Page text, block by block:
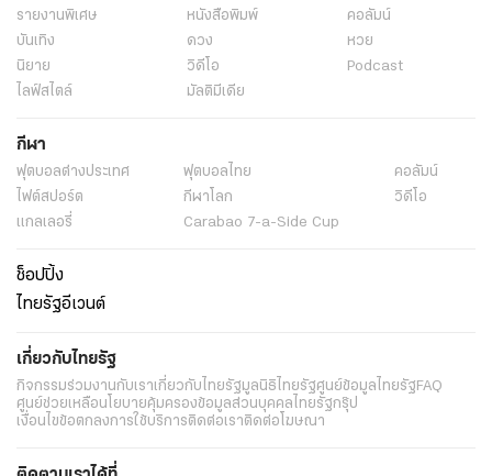
รายงานพิเศษ หนังสือพิมพ์
คอลัมน์
บันเทิง
ดวง
หวย
นิยาย
วิดีโอ
Podcast
ไลฟ์สไตล์
มัลติมีเดีย
กีฬา
ฟุตบอลต่่างประเทศ ฟุตบอลไทย
คอลัมน์
ไฟต์สปอร์ต
กีฬาโลก
วิดีโอ
แกลเลอรี่
Carabao 7-a-Side Cup
ช็อปปิ้ง
ไทยรัฐอีเวนต์
เกี่ยวกับไทยรัฐ
กิจกรรมร่วมงานกับเราเกี่ยวกับไทยรัฐมูลนิธิไทยรัฐศูนย์ข้อมูลไทยรัฐFAQ
ศูนย์ช่วยเหลือนโยบายคุ้มครองข้อมูลส่วนบุคคลไทยรัฐกรุ๊ป
เงื่อนไขข้อตกลงการใช้บริการติดต่อเราติดต่อโฆษณา